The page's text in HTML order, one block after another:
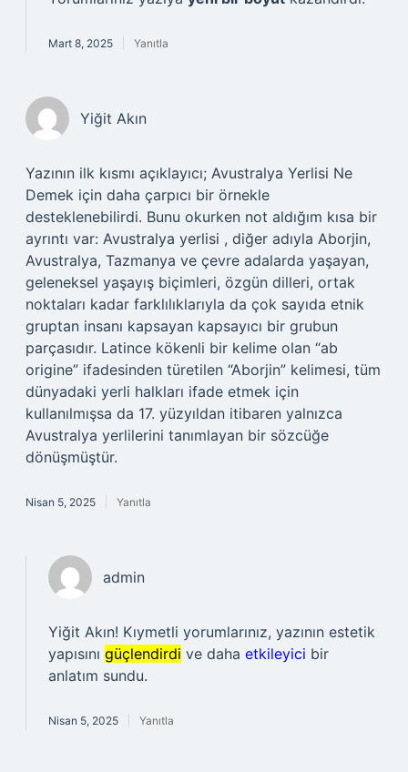
Mart 8, 2025 Yanıtla
Yiğit Akın
Yazının ilk kısmı açıklayıcı; Avustralya Yerlisi Ne
Demek için daha çarpıcı bir örnekle
desteklenebilirdi. Bunu okurken not aldığım kısa bir
ayrıntı var: Avustralya yerlisi , diğer adıyla Aborjin,
Avustralya, Tazmanya ve çevre adalarda yaşayan,
geleneksel yaşayış biçimleri, özgün dilleri, ortak
noktaları kadar farklılıklarıyla da çok sayıda etnik
gruptan insanı kapsayan kapsayıcı bir grubun
parçasıdır. Latince kökenli bir kelime olan “ab
origine” ifadesinden türetilen “Aborjin” kelimesi, tüm
dünyadaki yerli halkları ifade etmek için
kullanılmışsa da 17. yüzyıldan itibaren yalnızca
Avustralya yerlilerini tanımlayan bir sözcüğe
dönüşmüştür.
Nisan 5, 2025 Yanıtla
admin
Yiğit Akın! Kıymetli yorumlarınız, yazının estetik
yapısını güçlendirdi ve daha etkileyici bir
anlatım sundu.
Nisan 5, 2025 Yanıtla